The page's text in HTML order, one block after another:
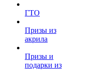
ГТО
Призы из
акрила
Призы и
подарки из